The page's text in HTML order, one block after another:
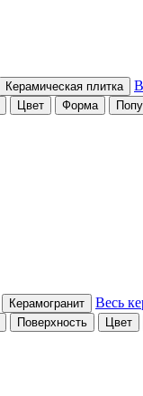
Керамическая плитка
Цвет Форма
Керамогранит Весь
Поверхность Цвет